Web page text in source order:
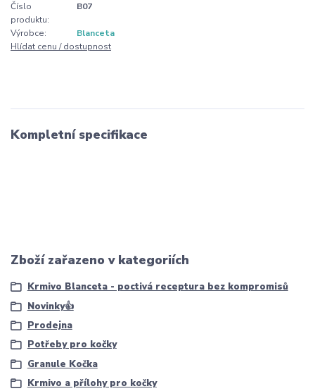
Číslo
produktu:
B07
Výrobce:
Blanceta
Hlídat cenu / dostupnost
Kompletní specifikace
Zboží zařazeno v kategoriích
Krmivo Blanceta - poctivá receptura bez kompromisů
Novinky👍
Prodejna
Potřeby pro kočky
Granule Kočka
Krmivo a přílohy pro kočky